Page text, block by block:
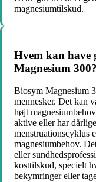
magnesiumtilskud.
Hvem kan have
Magnesium 300?
Biosym Magnesium
mennesker. Det kan
højt
aktive eller har
menstruationscyklus
magnesiumbehov.
eller
kosttilskud, specielt
bekymringer eller